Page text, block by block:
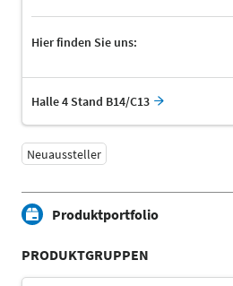
Hier finden Sie uns:
Halle 4 Stand B14/C13
Neuaussteller
Produktportfolio
PRODUKTGRUPPEN